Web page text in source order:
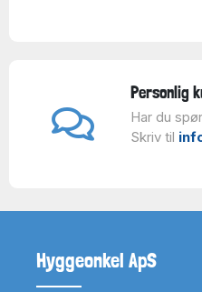
Personlig
Har du
Skriv til
Hyggeonkel ApS